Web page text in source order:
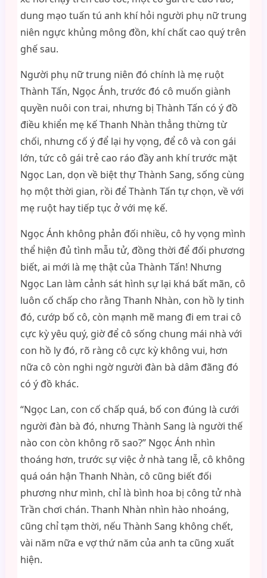
dung mạo tuấn tú anh khí hỏi người phụ nữ trung
niên ngực khủng mông đồn, khí chất cao quý trên
ghế sau.
Người phụ nữ trung niên đó chính là mẹ ruột
Thành Tấn, Ngọc Ánh, trước đó cô muốn giành
quyền nuôi con trai, nhưng bị Thành Tấn có ý đồ
điều khiển mẹ kế Thanh Nhàn thẳng thừng từ
chối, nhưng cố ý để lại hy vọng, để cô và con gái
lớn, tức cô gái trẻ cao ráo đầy anh khí trước mặt
Ngọc Lan, dọn về biệt thự Thành Sang, sống cùng
họ một thời gian, rồi để Thành Tấn tự chọn, về với
mẹ ruột hay tiếp tục ở với mẹ kế.
Ngọc Ánh không phản đối nhiều, cô hy vọng mình
thể hiện đủ tình mẫu tử, đồng thời để đối phương
biết, ai mới là mẹ thật của Thành Tấn! Nhưng
Ngọc Lan làm cảnh sát hình sự lại khá bất mãn, cô
luôn cố chấp cho rằng Thanh Nhàn, con hồ ly tinh
đó, cướp bố cô, còn mạnh mẽ mang đi em trai cô
cực kỳ yêu quý, giờ để cô sống chung mái nhà với
con hồ ly đó, rõ ràng cô cực kỳ không vui, hơn
nữa cô còn nghi ngờ người đàn bà dâm đãng đó
có ý đồ khác.
“Ngọc Lan, con cố chấp quá, bố con đúng là cưới
người đàn bà đó, nhưng Thành Sang là người thế
nào con còn không rõ sao?” Ngọc Ánh nhìn
thoáng hơn, trước sự việc ở nhà tang lễ, cô không
quá oán hận Thanh Nhàn, cô cũng biết đối
phương như mình, chỉ là bình hoa bị công tử nhà
Trần chơi chán. Thanh Nhàn nhìn hào nhoáng,
cũng chỉ tạm thời, nếu Thành Sang không chết,
vài năm nữa e vợ thứ năm của anh ta cũng xuất
hiện.